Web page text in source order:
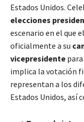
Estados Unidos.
elecciones
escenario en el que
oficialmente a su
vicepresidente
implica la votación
representan a los
Estados Unidos, así